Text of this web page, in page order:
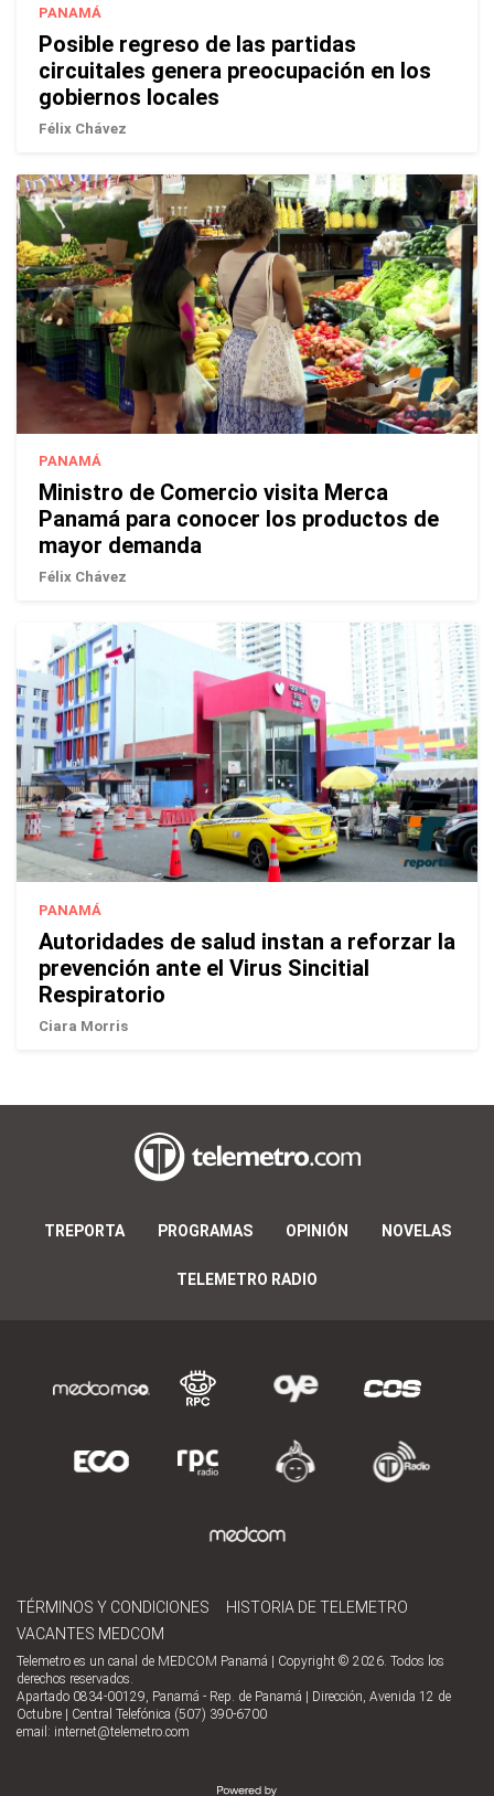
PANAMÁ
Posible regreso de las partidas
circuitales genera preocupación en los
gobiernos locales
Félix Chávez
PANAMÁ
Ministro de Comercio visita Merca
Panamá para conocer los productos de
mayor demanda
Félix Chávez
PANAMÁ
Autoridades de salud instan a reforzar la
prevención ante el Virus Sincitial
Respiratorio
Ciara Morris
TREPORTA PROGRAMAS OPINIÓN NOVELAS
TELEMETRO RADIO
TÉRMINOS Y CONDICIONES
HISTORIA DE TELEMETRO
VACANTES MEDCOM
Telemetro es un canal de MEDCOM Panamá | Copyright © 2026. Todos los
derechos reservados.
Apartado 0834-00129, Panamá - Rep. de Panamá | Dirección, Avenida 12 de
Octubre | Central Telefónica (507) 390-6700
email: internet@telemetro.com